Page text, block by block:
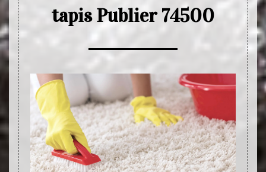
tapis Publier 74500